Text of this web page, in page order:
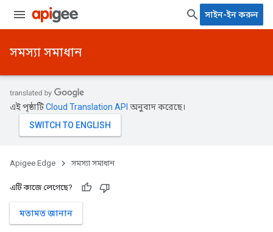
সাইন-ইন করুন
সমস্যা সমাধান
এই পৃষ্ঠাটিCloud Translation API অনুবাদ করেছে।
Apigee Edge সমস্যা সমাধান
এটি কাজে লেগেছে?
মতামত জানান